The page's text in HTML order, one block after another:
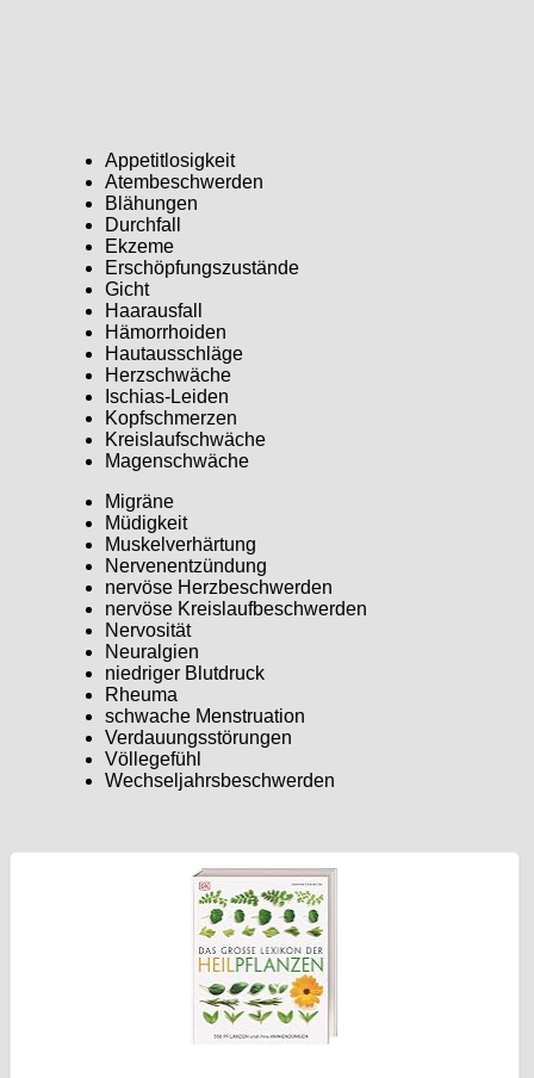
Appetitlosigkeit
Atembeschwerden
Blähungen
Durchfall
Ekzeme
Erschöpfungszustände
Gicht
Haarausfall
Hämorrhoiden
Hautausschläge
Herzschwäche
Ischias-Leiden
Kopfschmerzen
Kreislaufschwäche
Magenschwäche
Migräne
Müdigkeit
Muskelverhärtung
Nervenentzündung
nervöse Herzbeschwerden
nervöse Kreislaufbeschwerden
Nervosität
Neuralgien
niedriger Blutdruck
Rheuma
schwache Menstruation
Verdauungsstörungen
Völlegefühl
Wechseljahrsbeschwerden